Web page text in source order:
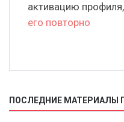
активацию
его повторно
ПОСЛЕДНИЕ МАТЕРИАЛЫ